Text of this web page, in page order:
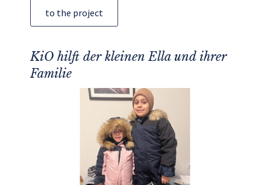
to the project
KiO hilft der kleinen Ella und ihrer
Familie